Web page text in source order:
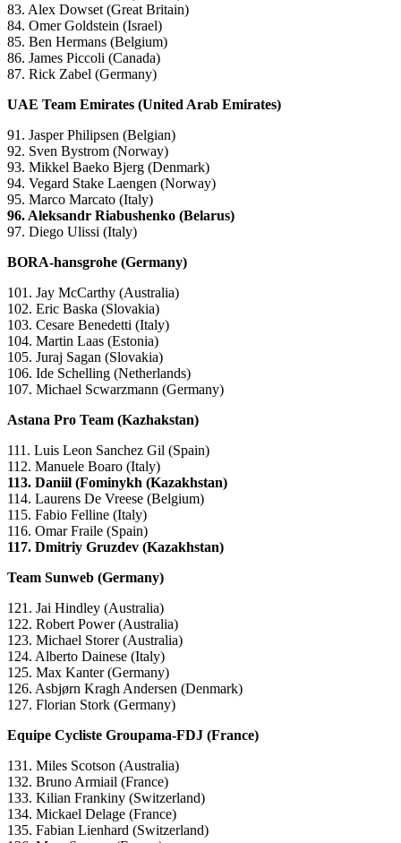
83. Alex Dowset (Great Britain)
84. Omer Goldstein (Israel)
85. Ben Hermans (Belgium)
86. James Piccoli (Canada)
87. Rick Zabel (Germany)
UAE Team Emirates (United Arab Emirates)
91. Jasper Philipsen (Belgian)
92. Sven Bystrom (Norway)
93. Mikkel Baeko Bjerg (Denmark)
94. Vegard Stake Laengen (Norway)
95. Marco Marcato (Italy)
96. Aleksandr Riabushenko (Belarus)
97. Diego Ulissi (Italy)
BORA-hansgrohe (Germany)
101. Jay McCarthy (Australia)
102. Eric Baska (Slovakia)
103. Cesare Benedetti (Italy)
104. Martin Laas (Estonia)
105. Juraj Sagan (Slovakia)
106. Ide Schelling (Netherlands)
107. Michael Scwarzmann (Germany)
Astana Pro Team (Kazhakstan)
111. Luis Leon Sanchez Gil (Spain)
112. Manuele Boaro (Italy)
113. Daniil (Fominykh (Kazakhstan)
114. Laurens De Vreese (Belgium)
115. Fabio Felline (Italy)
116. Omar Fraile (Spain)
117. Dmitriy Gruzdev (Kazakhstan)
Team Sunweb (Germany)
121. Jai Hindley (Australia)
122. Robert Power (Australia)
123. Michael Storer (Australia)
124. Alberto Dainese (Italy)
125. Max Kanter (Germany)
126. Asbjørn Kragh Andersen (Denmark)
127. Florian Stork (Germany)
Equipe Cycliste Groupama-FDJ (France)
131. Miles Scotson (Australia)
132. Bruno Armiail (France)
133. Kilian Frankiny (Switzerland)
134. Mickael Delage (France)
135. Fabian Lienhard (Switzerland)